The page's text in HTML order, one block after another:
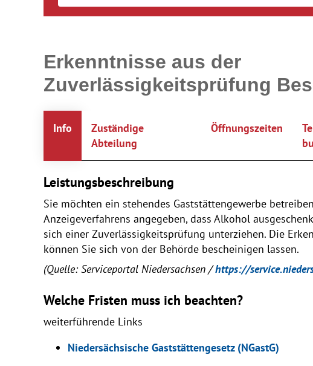
Erkenntnisse aus der
Zuverlässigkeitsprüfung
Info
Zuständige
Abteilung
Öffnungszeiten
Leistungsbeschreibung
Sie möchten ein stehendes Gaststättengewerbe
Anzeigeverfahrens angegeben, dass Alkohol
sich einer Zuverlässigkeitsprüfung unterziehen. Die
können Sie sich von der Behörde bescheinigen lassen.
(Quelle: Serviceportal Niedersachsen /https://
Welche Fristen muss ich beachten?
weiterführende Links
Niedersächsische Gaststättengesetz (NGastG)